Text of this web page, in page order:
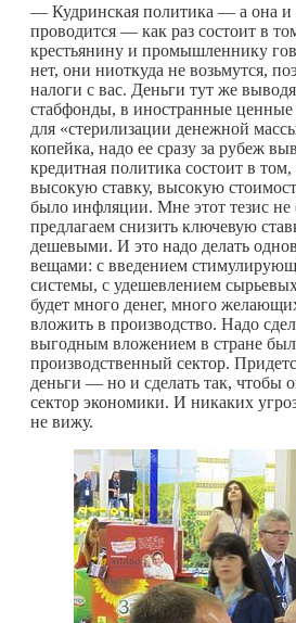
— Кудринская политика — а она и
проводится — как раз состоит в
крестьянину и промышленнику
нет, они ниоткуда не возьмутся,
налоги с вас. Деньги тут же
стабфонды, в иностранные ценные
для «стерилизации денежной
копейка, надо ее сразу за рубеж
кредитная политика состоит в
высокую ставку, высокую
было инфляции. Мне этот тезис
предлагаем снизить ключевую
дешевыми. И это надо делать
вещами: с введением
системы, с удешевлением
будет много денег, много
вложить в производство. Надо
выгодным вложением в стране
производственный сектор.
деньги — но и сделать так, чтобы
сектор экономики. И никаких
не вижу.